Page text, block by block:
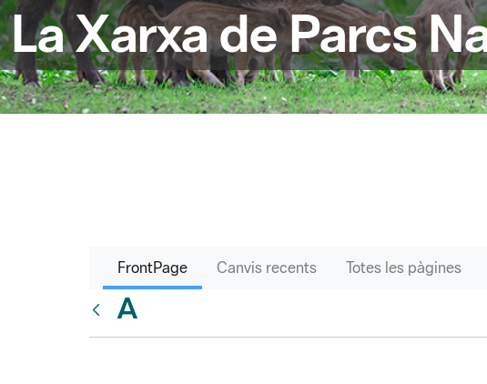
La Xarxa de Parcs
FrontPage Canvis recents Totes les pàgines
A